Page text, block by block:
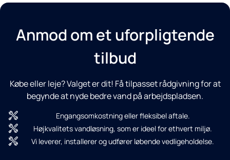
Anmod om et uforpligtende
tilbud
Købe eller leje? Valget er dit! Få tilpasset rådgivning for at
begynde at nyde bedre vand på arbejdspladsen.
Engangsomkostning eller fleksibel aftale.
Højkvalitets vandløsning, som er ideel for ethvert miljø.
Vi leverer, installerer og udfører løbende vedligeholdelse.